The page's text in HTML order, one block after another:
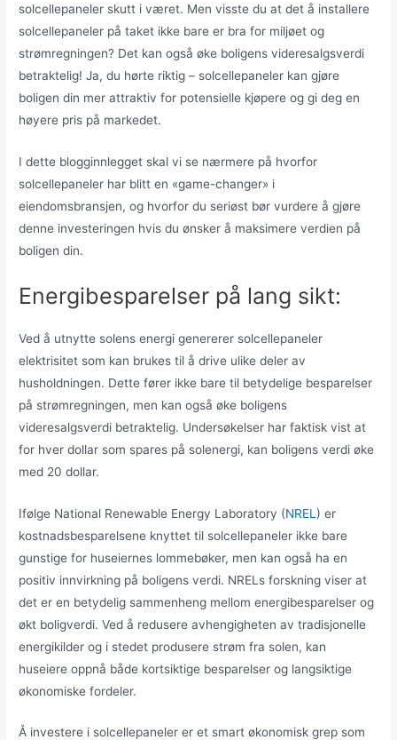
solcellepaneler skutt i været. Men visste du at det å installere
solcellepaneler på taket ikke bare er bra for miljøet og
strømregningen? Det kan også øke boligens videresalgsverdi
betraktelig! Ja, du hørte riktig – solcellepaneler kan gjøre
boligen din mer attraktiv for potensielle kjøpere og gi deg en
høyere pris på markedet.
I dette blogginnlegget skal vi se nærmere på hvorfor
solcellepaneler har blitt en «game-changer» i
eiendomsbransjen, og hvorfor du seriøst bør vurdere å gjøre
denne investeringen hvis du ønsker å maksimere verdien på
boligen din.
Energibesparelser på lang sikt:
Ved å utnytte solens energi genererer solcellepaneler
elektrisitet som kan brukes til å drive ulike deler av
husholdningen. Dette fører ikke bare til betydelige besparelser
på strømregningen, men kan også øke boligens
videresalgsverdi betraktelig. Undersøkelser har faktisk vist at
for hver dollar som spares på solenergi, kan boligens verdi øke
med 20 dollar.
Ifølge National Renewable Energy Laboratory (NREL ) er
kostnadsbesparelsene knyttet til solcellepaneler ikke bare
gunstige for huseiernes lommebøker, men kan også ha en
positiv innvirkning på boligens verdi. NRELs forskning viser at
det er en betydelig sammenheng mellom energibesparelser og
økt boligverdi. Ved å redusere avhengigheten av tradisjonelle
energikilder og i stedet produsere strøm fra solen, kan
huseiere oppnå både kortsiktige besparelser og langsiktige
økonomiske fordeler.
Å investere i solcellepaneler er et smart økonomisk grep som